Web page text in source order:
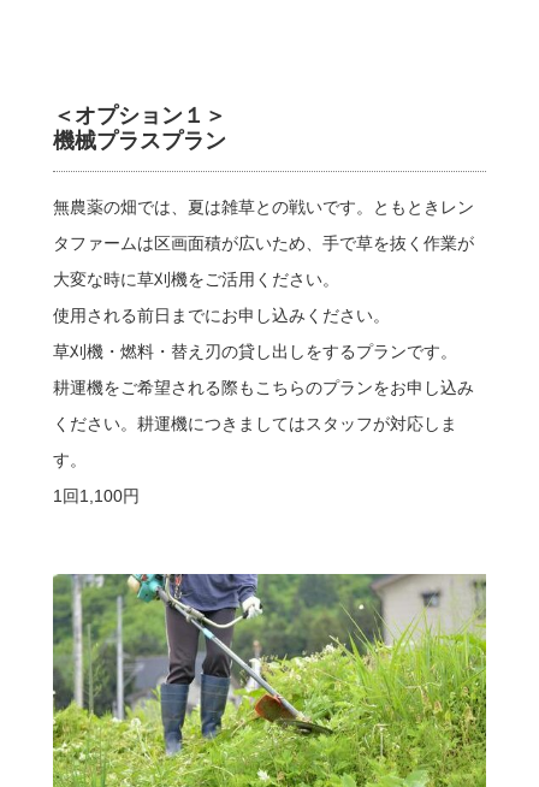
＜オプション１＞
機械プラスプラン
無農薬の畑では、夏は雑草との戦いです。ともときレン
タファームは区画面積が広いため、手で草を抜く作業が
大変な時に草刈機をご活用ください。
使用される前日までにお申し込みください。
草刈機・燃料・替え刃の貸し出しをするプランです。
耕運機をご希望される際もこちらのプランをお申し込み
ください。耕運機につきましてはスタッフが対応しま
す。
1回1,100円